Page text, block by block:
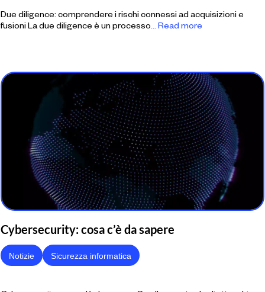
Due diligence: comprendere i rischi connessi ad acquisizioni e
fusioni La due diligence è un processo... Read more
Cybersecurity: cosa c’è da sapere
Notizie Sicurezza informatica